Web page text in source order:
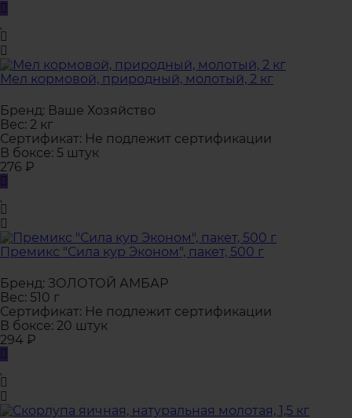
Мел кормовой, природный, молотый, 2 кг
Бренд: Ваше Хозяйство
Вес: 2 кг
Сертификат: Не подлежит сертификации
В боксе: 5 штук
276 ₽
Премикс "Сила кур Эконом", пакет, 500 г
Бренд: ЗОЛОТОЙ АМБАР
Вес: 510 г
Сертификат: Не подлежит сертификации
В боксе: 20 штук
294 ₽